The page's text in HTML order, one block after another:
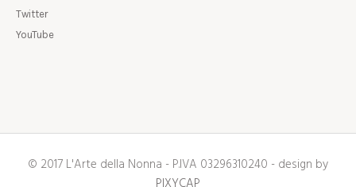
Twitter
YouTube
© 2017 L'Arte della Nonna - P.IVA 03296310240 - design by